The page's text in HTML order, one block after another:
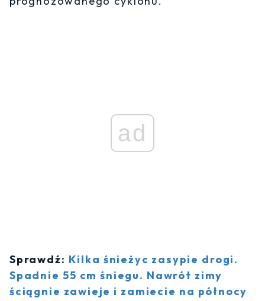
ad
Sprawdź: Kilka śnieżyc zasypie drogi.
Spadnie 55 cm śniegu. Nawrót zimy
ściągnie zawieje i zamiecie na północy